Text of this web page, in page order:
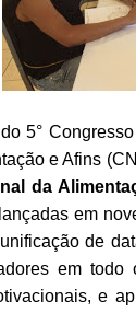
5°
e Afins
da
em
de
em
e